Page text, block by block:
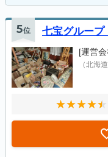
5位 七宝グループ
[運営
（北海